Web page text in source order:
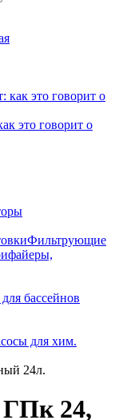
это говорит о
Фильтрующие
бассейнов
для хим.
24л.
24,